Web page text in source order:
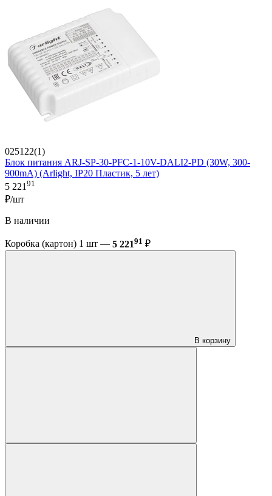
025122(1)
Блок питания ARJ-SP-30-PFC-1-10V-DALI2-PD (30W, 300-
900mA) (Arlight, IP20 Пластик, 5 лет)
5 22191
₽/шт
В наличии
Коробка (картон) 1 шт — 5 22191 ₽
В корзину